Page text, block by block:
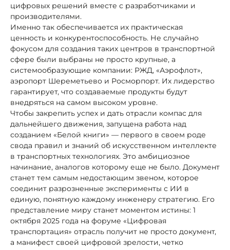
цифровых решений вместе с разработчиками и
производителями.
Именно так обеспечивается их практическая
ценность и конкурентоспособность. Не случайно
фокусом для создания таких центров в транспортной
сфере были выбраны не просто крупные, а
системообразующие компании: РЖД, «Аэрофлот»,
аэропорт Шереметьево и Росморпорт. Их лидерство
гарантирует, что создаваемые продукты будут
внедряться на самом высоком уровне.
Чтобы закрепить успех и дать отрасли компас для
дальнейшего движения, запущена работа над
созданием «Белой книги» — первого в своем роде
свода правил и знаний об искусственном интеллекте
в транспортных технологиях. Это амбициозное
начинание, аналогов которому еще не было. Документ
станет тем самым недостающим звеном, которое
соединит разрозненные эксперименты с ИИ в
единую, понятную каждому инженеру стратегию. Его
представление миру станет моментом истины: 1
октября 2025 года на форуме «Цифровая
транспортация» отрасль получит не просто документ,
а манифест своей цифровой зрелости, четко